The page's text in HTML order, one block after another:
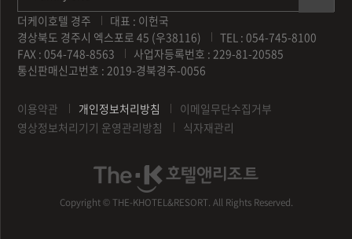
더케이호텔 경주
대표 : 이헌국
경상북도 경주시 엑스포로 45 (우38116)
TEL : 054-745-8100
FAX : 054-748-8563
사업자등록번호 : 229-81-20585
통신판매신고번호 : 2019-경북경주-0056
이용약관 개인정보처리방침
이메일무단수집거부
영상정보처리기기 운영관리방침
식자재관리
Copyright © THE-KHOTEL&RESORT. All Rights Reserved.